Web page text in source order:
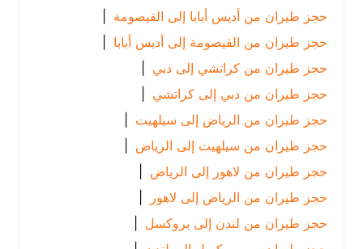
حجز طيران من أديس أبابا إلى القيصومة |
حجز طيران من القيصومة إلى أديس أبابا |
حجز طيران من كراتشي إلى دبي |
حجز طيران من دبي إلى كراتشي |
حجز طيران من الرياض إلى سيلهيت |
حجز طيران من سيلهيت إلى الرياض
|
حجز طيران من لاهور إلى الرياض
|
حجز طيران من الرياض إلى لاهور |
حجز طيران من لندن إلى بروكسل |